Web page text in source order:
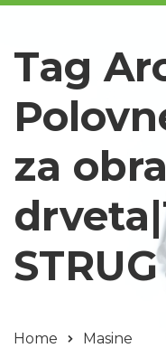
Tag
za
STRUG
Home Masine